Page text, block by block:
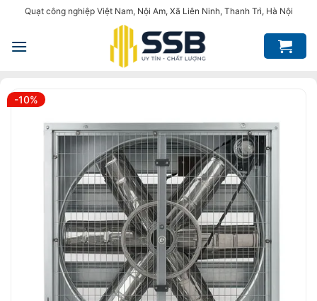
nội
Quạt công nghiệp Việt Nam, Nội Am, Xã Liên Ninh, Thanh Trì, Hà Nội
-10%